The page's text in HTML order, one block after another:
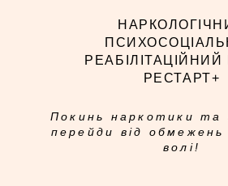
РЕСТАРТ+
Покинь наркотики та
перейди від обмежень
волі!